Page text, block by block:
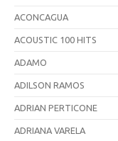
ACONCAGUA
ACOUSTIC 100 HITS
ADAMO
ADILSON RAMOS
ADRIAN PERTICONE
ADRIANA VARELA